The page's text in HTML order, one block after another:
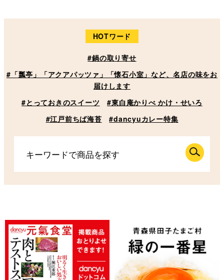
HOTワード
#鍋の取り寄せ
#「瓢亭」「アクアパッツァ」「懐石小室」など、名店の味をお
届けします
#とっておきのスイーツ
#東白庵かりべ かけ・せいろ
#江戸前ちば海苔
#dancyuカレー特集